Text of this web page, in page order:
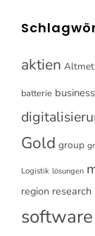
aktien
batterie business
Gold group
Logistik lösungen
region research
software